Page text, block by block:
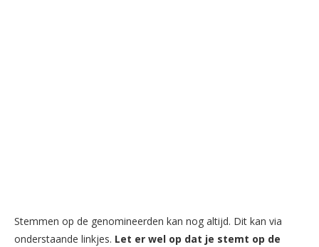
Stemmen op de genomineerden kan nog altijd. Dit kan via
onderstaande linkjes. Let er wel op dat je stemt op de